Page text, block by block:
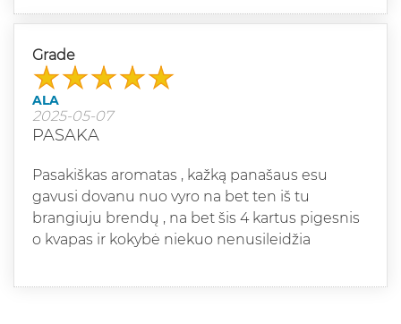
Grade
ALA
2025-05-07
PASAKA
Pasakiškas aromatas , kažką panašaus esu
gavusi dovanu nuo vyro na bet ten iš tu
brangiuju brendų , na bet šis 4 kartus pigesnis
o kvapas ir kokybė niekuo nenusileidžia